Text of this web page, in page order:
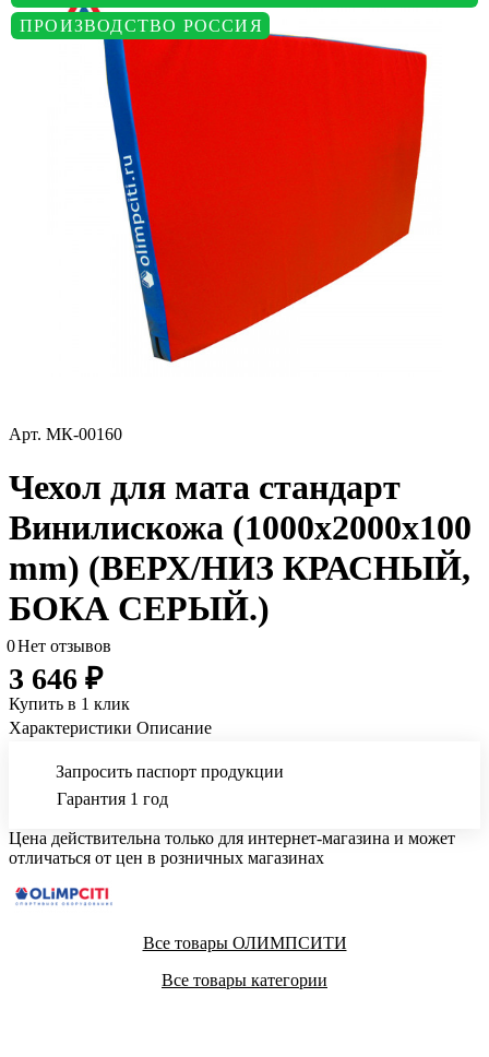
ПРОИЗВОДСТВО РОССИЯ
Арт. МК-00160
Чехол для мата стандарт
Винилискожа (1000х2000х100
mm) (ВЕРХ/НИЗ КРАСНЫЙ,
БОКА СЕРЫЙ.)
0Нет отзывов
3 646 ₽
Купить в 1 клик
Характеристики Описание
Запросить паспорт продукции
Гарантия 1 год
Цена действительна только для интернет-магазина и может
отличаться от цен в розничных магазинах
Все товары ОЛИМПСИТИ
Все товары категории